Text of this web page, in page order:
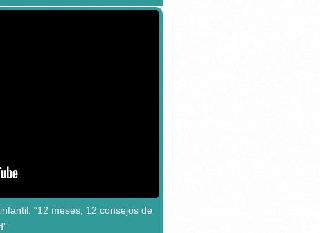
“12 meses, 12 consejos de